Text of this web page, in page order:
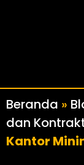
Beranda »
dan
Kantor